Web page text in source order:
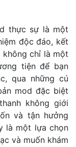
thực sự là một
độc đáo, kết
không chỉ là một
tiện để bạn
qua những cú
mod đặc biệt
không giới
và tận hưởng
là một lựa chọn
và muốn khám